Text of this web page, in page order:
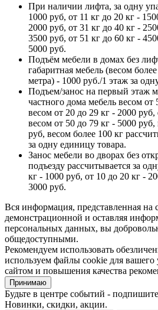
При наличии лифта, за одну
1000 руб, от 11 кг до 20 кг -
2000 руб, от 31 кг до 40 кг -
3500 руб, от 51 кг до 60 кг -
5000 руб.
Подъём мебели в домах без
габаритная мебель (весом
метра) - 1000 руб./1 этаж за
Подъем/занос на первый этаж
частного дома мебель весом от
весом от 20 до 29 кг - 2000
весом от 50 до 79 кг - 5000
руб, весом более 100 кг
за одну единицу товара.
Занос мебели во дворах без
подъезду рассчитывается за
кг - 1000 руб, от 10 до 20 кг -
3000 руб.
Вся информация, представленная на
демонстрационной и оставляя
персональных данных, вы
общедоступными.
Рекомендуем использовать
используем файлы cookie для вашего
сайтом и повышения качества
Принимаю
Будьте в центре событий -
Новинки, скидки, акции.